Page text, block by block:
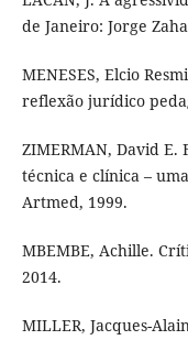
de Janeiro: Jorge
MENESES, Elcio
reflexão jurídico
ZIMERMAN, David E.
técnica e clínica –
Artmed, 1999.
MBEMBE, Achille.
2014.
MILLER, Jacques-